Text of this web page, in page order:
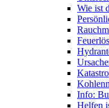
Wie ist
Info:
Helfen